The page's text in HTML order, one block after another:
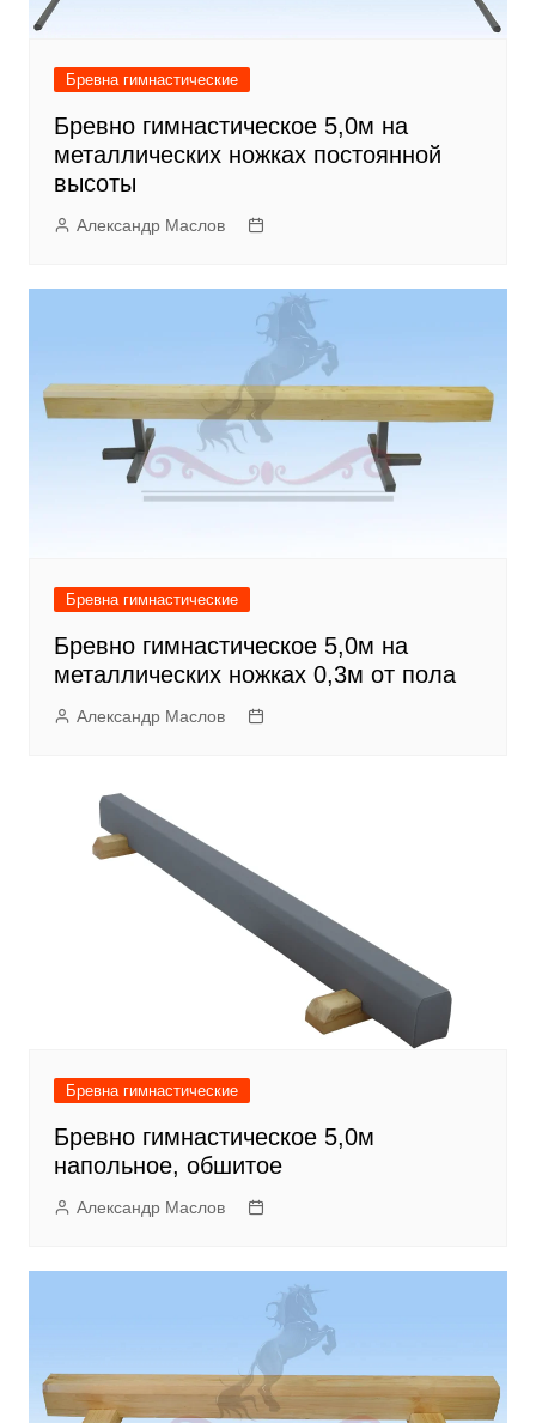
Бревна гимнастические
Бревно гимнастическое 5,0м на
металлических ножках постоянной
высоты
Александр Маслов
Бревна гимнастические
Бревно гимнастическое 5,0м на
металлических ножках 0,3м от пола
Александр Маслов
Бревна гимнастические
Бревно гимнастическое 5,0м
напольное, обшитое
Александр Маслов